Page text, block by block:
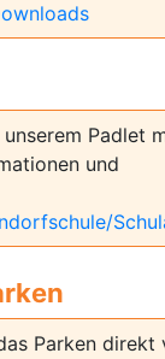
Padlet
und
Parken direkt